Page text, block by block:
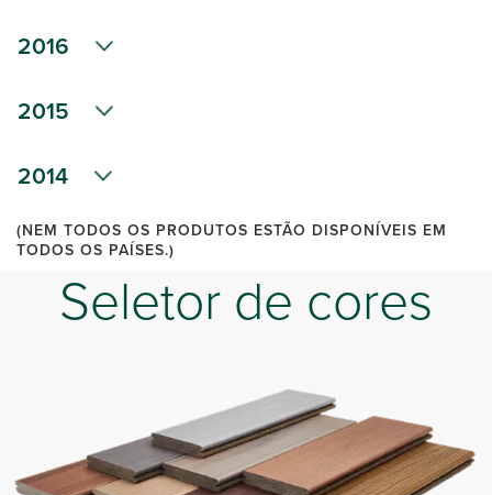
2016
2015
2014
(NEM TODOS OS PRODUTOS ESTÃO DISPONÍVEIS EM
TODOS OS PAÍSES.)
Seletor de cores